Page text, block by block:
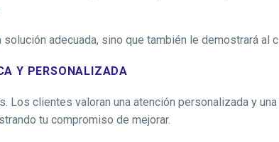
adecuada, sino que también le demostrará
Y PERSONALIZADA
Los clientes valoran una atención personalizada y
tu compromiso de mejorar.